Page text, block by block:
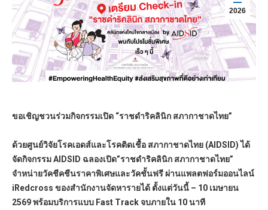
2026
ขอเชิญชวนร่วมกิจกรรมเปิด “ราชดำริคลินิก สภากาชาดไทย”
ด้วยศูนย์วิจัยโรคเอดส์และโรคติดเชื้อ สภากาชาดไทย (AIDSID) ได้
จัดกิจกรรม AIDSID ฉลองเปิด”ราชดำริคลินิก สภากาชาดไทย”
จำหน่ายวัคชีคชีนราคาพิเศษและวัคชั้นฟรี ผ่านแพลตฟอร์มออนไลน์
iRedcross ของสำนักงานจัดหารายได้ ตั้งแต่วันนี้ – 10 เมษายน
2569 พร้อมบริการแบบ Fast Track จบภายใน 10 นาที